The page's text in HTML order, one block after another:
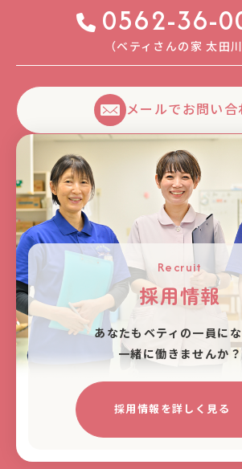
0562-36-
（ベティさんの家 太⽥川
メールでお問い合
Recruit
採用情報
あなたもベティの⼀員に
⼀緒に働きませんか？
採用情報を詳しく見る